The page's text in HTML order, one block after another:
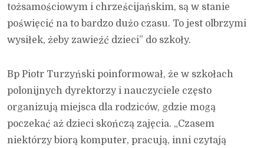
tożsamościowym i chrześcijańskim, są w stanie
poświęcić na to bardzo dużo czasu. To jest olbrzymi
wysiłek, żeby zawieźć dzieci” do szkoły.
Bp Piotr Turzyński poinformował, że w szkołach
polonijnych dyrektorzy i nauczyciele często
organizują miejsca dla rodziców, gdzie mogą
poczekać aż dzieci skończą zajęcia. „Czasem
niektórzy biorą komputer, pracują, inni czytają